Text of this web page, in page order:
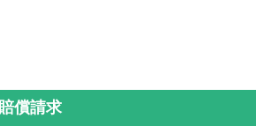
償請求